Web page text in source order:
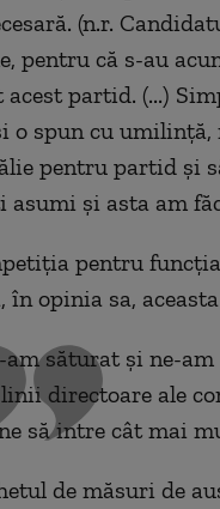
(n.r.
pentru că s-au
partid. (...)
o spun cu
pentru partid și
asumi și asta am
pentru
în opinia sa,
săturat și ne-am
directoare ale
să intre cât mai
de măsuri de